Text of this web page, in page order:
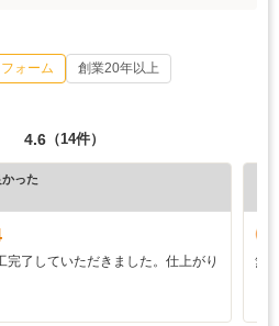
ォーム
創業20年以上
4.6 （14件）
かった
了していただきました。仕上がり
無